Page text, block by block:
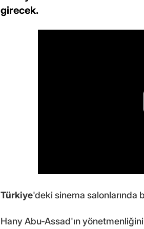
girecek.
Türkiye'deki sinema salonlarında
Hany Abu-Assad'ın